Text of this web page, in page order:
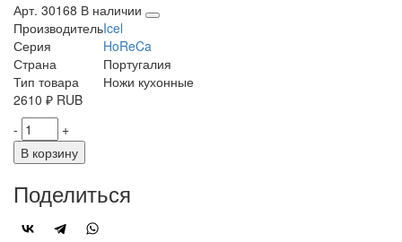
Арт. 30168 В наличии
ПроизводительIcel
Серия
HoReCa
Страна
Португалия
Тип товара
Ножи кухонные
2610 ₽ RUB
-
+
В корзину
Поделиться